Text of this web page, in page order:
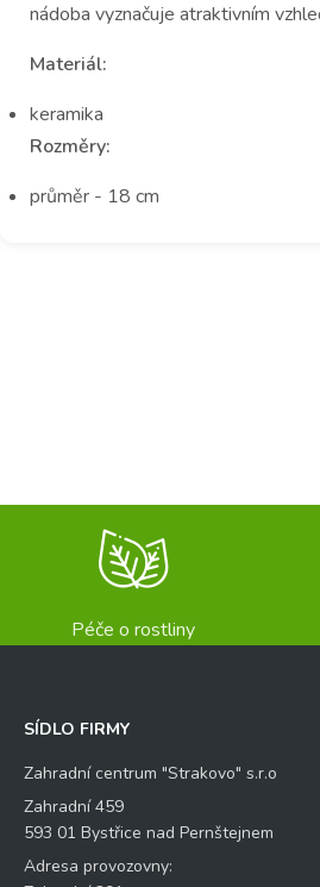
nádoba vyznačuje atraktivním
Materiál:
keramika
Rozměry:
průměr - 18 cm
Péče o rostliny
SÍDLO FIRMY
Zahradní centrum "Strakovo" s.r.o
Zahradní 459
593 01 Bystřice nad Pernštejnem
Adresa provozovny: